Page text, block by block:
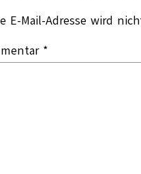
E-Mail-Adresse wird
*